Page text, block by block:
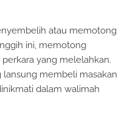
atau memotong
ini, memotong
yang melelahkan.
lansung membeli masakan
dalam walimah